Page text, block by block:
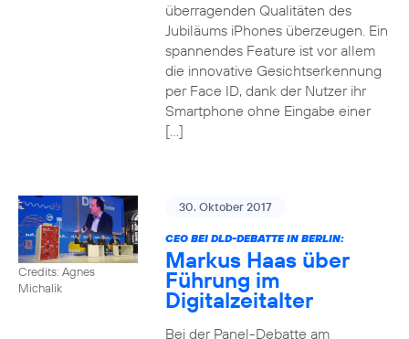
überragenden Qualitäten des
Jubiläums iPhones überzeugen. Ein
spannendes Feature ist vor allem
die innovative Gesichtserkennung
per Face ID, dank der Nutzer ihr
Smartphone ohne Eingabe einer
[…]
Credits: Agnes
Michalik
30. Oktober 2017
CEO BEI DLD-DEBATTE IN BERLIN:
Markus Haas über
Führung im
Digitalzeitalter
Bei der Panel-Debatte am